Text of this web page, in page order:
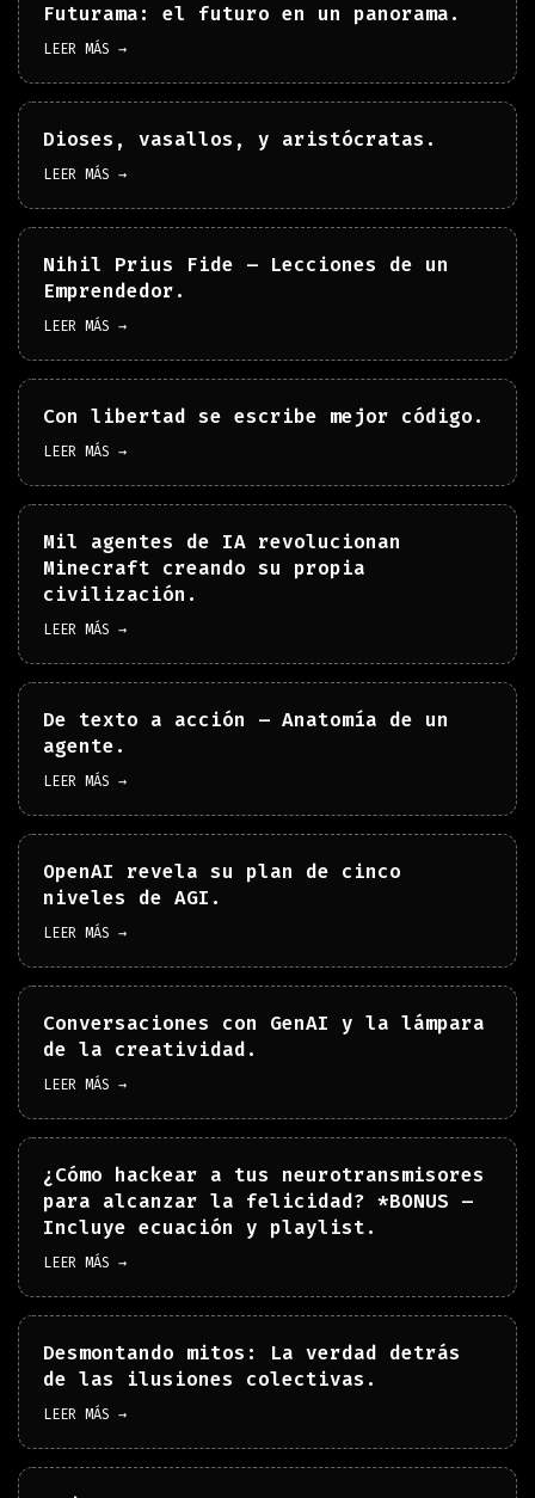
Futurama: el futuro en un panorama.
LEER MÁS →
Dioses, vasallos, y aristócratas.
LEER MÁS →
Nihil Prius Fide – Lecciones de un
Emprendedor.
LEER MÁS →
Con libertad se escribe mejor código.
LEER MÁS →
Mil agentes de IA revolucionan
Minecraft creando su propia
civilización.
LEER MÁS →
De texto a acción – Anatomía de un
agente.
LEER MÁS →
OpenAI revela su plan de cinco
niveles de AGI.
LEER MÁS →
Conversaciones con GenAI y la lámpara
de la creatividad.
LEER MÁS →
¿Cómo hackear a tus neurotransmisores
para alcanzar la felicidad? *BONUS –
Incluye ecuación y playlist.
LEER MÁS →
Desmontando mitos: La verdad detrás
de las ilusiones colectivas.
LEER MÁS →